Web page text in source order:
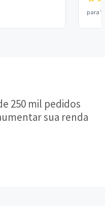
para
250 mil pedidos
sua renda